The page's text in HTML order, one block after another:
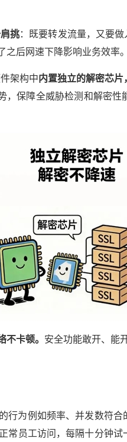
挑：既要转发流量，又要
后网速下降影响业务效率。
架构中内置独立的解密芯片
，保障全威胁检测和解密性
不卡顿。 安全功能敢开、能
行为例如频率、并发数符
常员工访问，每隔十分钟